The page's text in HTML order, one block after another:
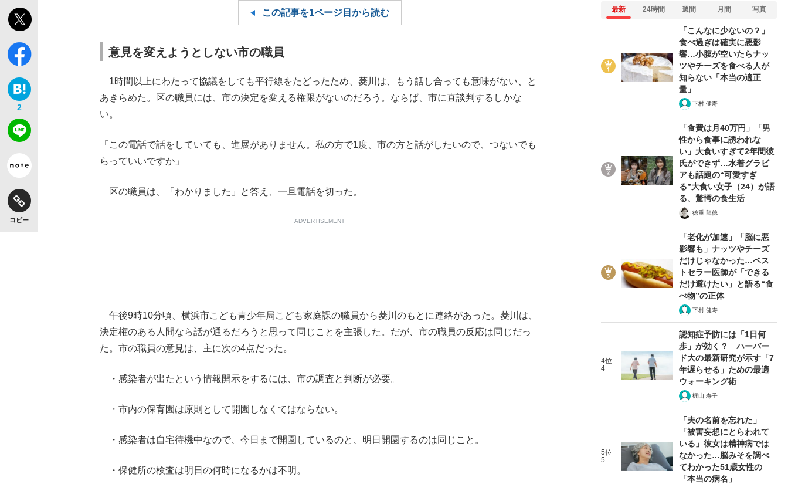
2
コピー
この記事を1ページ目から読む
意見を変えようとしない市の職員
1時間以上にわたって協議をしても平行線をたどったため、菱川は、もう話し合っても意味がない、と
あきらめた。区の職員には、市の決定を変える権限がないのだろう。ならば、市に直談判するしかな
い。
「この電話で話をしていても、進展がありません。私の方で1度、市の方と話がしたいので、つないでも
らっていいですか」
区の職員は、「わかりました」と答え、一旦電話を切った。
ADVERTISEMENT
午後9時10分頃、横浜市こども青少年局こども家庭課の職員から菱川のもとに連絡があった。菱川は、
決定権のある人間なら話が通るだろうと思って同じことを主張した。だが、市の職員の反応は同じだっ
た。市の職員の意見は、主に次の4点だった。
・感染者が出たという情報開示をするには、市の調査と判断が必要。
・市内の保育園は原則として開園しなくてはならない。
・感染者は自宅待機中なので、今日まで開園しているのと、明日開園するのは同じこと。
・保健所の検査は明日の何時になるかは不明。
最新 24時間 週間 月間 写真
「こんなに少ないの？」
食べ過ぎは確実に悪影
響…小腹が空いたらナッ
ツやチーズを食べる人が
知らない「本当の適正
量」
下村 健寿
「食費は月40万円」「男
性から食事に誘われな
い」大食いすぎて2年間彼
氏ができず…水着グラビ
アも話題の“可愛すぎ
る”大食い女子（24）が語
る、驚愕の食生活
徳重 龍徳
「老化が加速」「脳に悪
影響も」ナッツやチーズ
だけじゃなかった…ベス
トセラー医師が「できる
だけ避けたい」と語る“食
べ物”の正体
下村 健寿
4位
4
認知症予防には「1日何
歩」が効く？ ハーバー
ド大の最新研究が示す「7
年遅らせる」ための最適
ウォーキング術
梶山 寿子
5位
5
「夫の名前を忘れた」
「被害妄想にとらわれて
いる」彼女は精神病では
なかった…脳みそを調べ
てわかった51歳女性の
「本当の病名」